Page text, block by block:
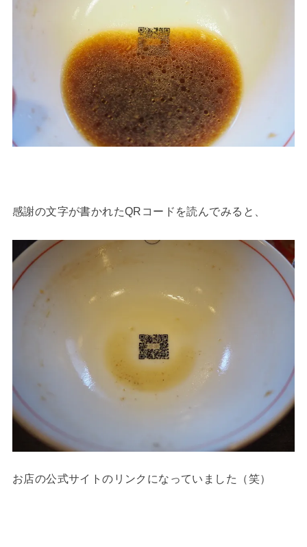
感謝の文字が書かれたQRコードを読んでみると、
お店の公式サイトのリンクになっていました（笑）